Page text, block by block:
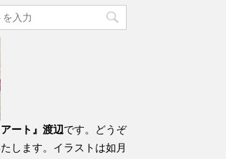
ート』渡辺です。どうぞ
します。イラストは如月